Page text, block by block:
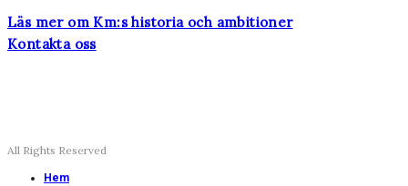
Läs mer om Km:s historia och ambitioner
Kontakta oss
All Rights Reserved
Hem